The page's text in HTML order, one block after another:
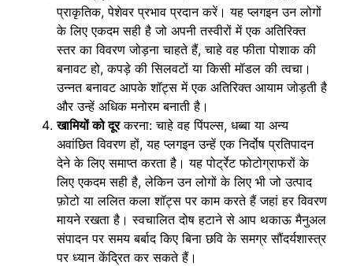
प्राकृतिक, पेशेवर प्रभाव प्रदान करें। यह प्लगइन उन लोगों
के लिए एकदम सही है जो अपनी तस्वीरों में एक अतिरिक्त
स्तर का विवरण जोड़ना चाहते हैं, चाहे वह फीता पोशाक की
बनावट हो, कपड़े की सिलवटों या किसी मॉडल की त्वचा।
उन्नत बनावट आपके शॉट्स में एक अतिरिक्त आयाम जोड़ती है
और उन्हें अधिक मनोरम बनाती है।
खामियों को दूरकरना: चाहे वह पिंपल्स, धब्बा या अन्य
अवांछित विवरण हों, यह प्लगइन उन्हें एक निर्दोष प्रतिपादन
देने के लिए समाप्त करता है। यह पोर्ट्रेट फोटोग्राफरों के
लिए एकदम सही है, लेकिन उन लोगों के लिए भी जो उत्पाद
फ़ोटो या ललित कला शॉट्स पर काम करते हैं जहां हर विवरण
मायने रखता है। स्वचालित दोष हटाने से आप थकाऊ मैनुअल
संपादन पर समय बर्बाद किए बिना छवि के समग्र सौंदर्यशास्त्र
पर ध्यान केंद्रित कर सकते हैं।